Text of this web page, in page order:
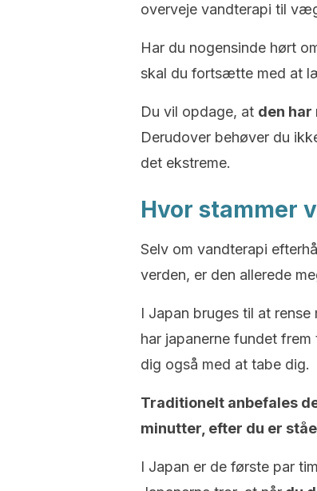
overveje vandterapi til
Har du nogensinde hørt
skal du fortsætte med at
Du vil opdage, at den har
Derudover behøver du
det ekstreme.
Hvor stammer
Selv om vandterapi
verden, er den allerede
I Japan bruges til at
har japanerne fundet frem
dig også med at tabe dig.
Traditionelt anbefales
minutter, efter du er
I Japan er de første par